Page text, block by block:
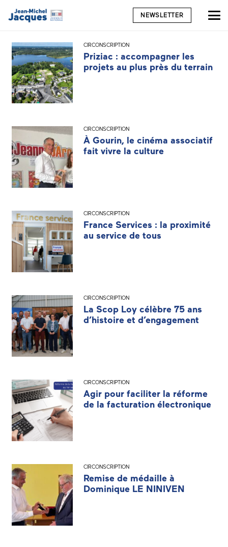
NEWSLETTER
CIRCONSCRIPTION
Priziac : accompagner les
projets au plus près du terrain
CIRCONSCRIPTION
À Gourin, le cinéma associatif
fait vivre la culture
CIRCONSCRIPTION
France Services : la proximité
au service de tous
CIRCONSCRIPTION
La Scop Loy célèbre 75 ans
d’histoire et d’engagement
CIRCONSCRIPTION
Agir pour faciliter la réforme
de la facturation électronique
CIRCONSCRIPTION
Remise de médaille à
Dominique LE NINIVEN